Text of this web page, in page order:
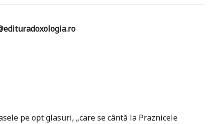
pe opt glasuri, „care se cântă la Praznicele